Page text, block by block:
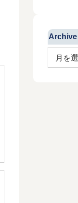
Archive